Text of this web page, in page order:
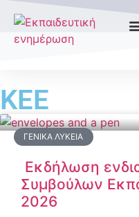
ΚΕΕ
ΓΕΝΙΚΆ ΛΎΚΕΙΑ
Εκδήλωση
Συμβούλων
2026